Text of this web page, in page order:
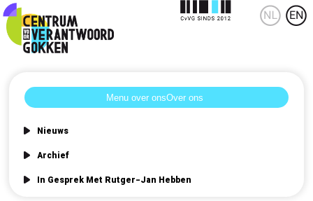
Over ons
Nieuws
Archief
In Gesprek Met Rutger-Jan Hebben